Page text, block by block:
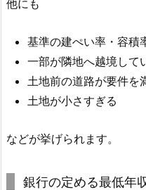
他にも
基準の建ぺい率・容積
一部が隣地へ越境して
土地前の道路が要件を
土地が小さすぎる
などが挙げられます。
銀行の定める最低年